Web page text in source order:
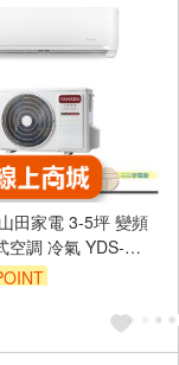
田家電 3-5坪 變頻
空調 冷氣 YDS-
FN28H